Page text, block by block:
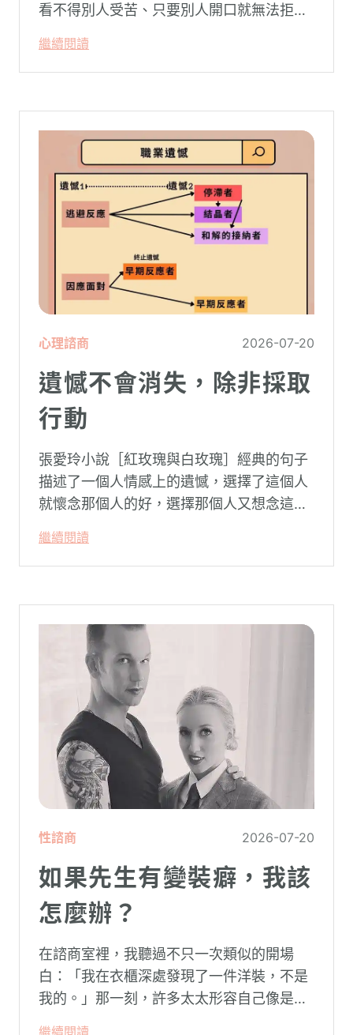
看不得別人受苦、只要別人開口就無法拒
常在夜深人靜時讓你感到莫名的心累與空
虛。
繼續閱讀
心理諮商 2026-07-20
遺憾不會消失，除非採取
行動
張愛玲小說［紅玫瑰與白玫瑰］經典的句子
描述了一個人情感上的遺憾，選擇了這個人
就懷念那個人的好，選擇那個人又想念這個
繼續閱讀
性諮商 2026-07-20
如果先生有變裝癖，我該
怎麼辦？
在諮商室裡，我聽過不只一次類似的開場
白：「我在衣櫃深處發現了一件洋裝，不是
我的。」那一刻，許多太太形容自己像是踩
繼續閱讀